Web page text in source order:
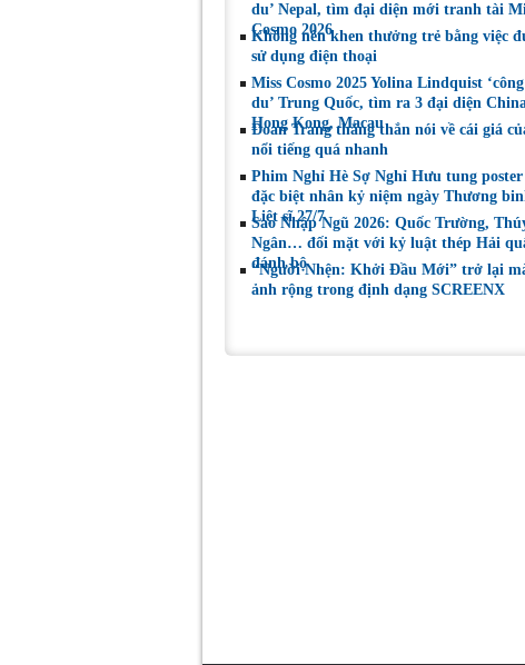
du’ Nepal, tìm đại diện mới tranh tài
Cosmo 2026
Không nên khen thưởng trẻ bằng việc
sử dụng điện thoại
Miss Cosmo 2025 Yolina Lindquist ‘công
du’ Trung Quốc, tìm ra 3 đại diện
Hong Kong, Macau
Đoan Trang thẳng thắn nói về cái giá
nổi tiếng quá nhanh
Phim Nghỉ Hè Sợ Nghỉ Hưu tung poster
đặc biệt nhân kỷ niệm ngày Thương
Liệt sĩ 27/7
Sao Nhập Ngũ 2026: Quốc Trường,
Ngân… đối mặt với kỷ luật thép Hải
đánh bộ
“Người Nhện: Khởi Đầu Mới” trở lại
ảnh rộng trong định dạng SCREENX